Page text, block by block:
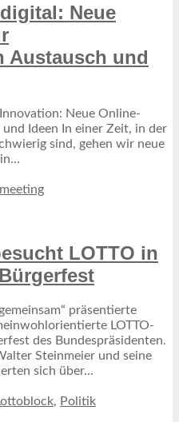
Neue
Austausch und
Neue Online-
Ideen In einer Zeit, in der
sind, gehen wir neue
in…
LOTTO in
präsentierte
LOTTO-
des Bundespräsidenten.
Steinmeier und seine
sich über...
, Politik